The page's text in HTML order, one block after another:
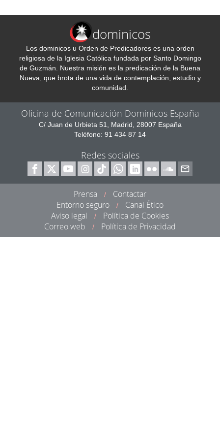
dominicos
Los dominicos u Orden de Predicadores es una orden
religiosa de la Iglesia Católica fundada por Santo Domingo
de Guzmán. Nuestra misión es la predicación de la Buena
Nueva, que brota de una vida de contemplación, estudio y
comunidad.
Oficina de Comunicación Dominicos España
C/ Juan de Urbieta 51, Madrid, 28007 España
Teléfono: 91 434 87 14
Redes sociales
Prensa /
Contactar
Entorno seguro
/
Canal Ético
Aviso legal
/
Política de Cookies
Correo web
/ Política de Privacidad